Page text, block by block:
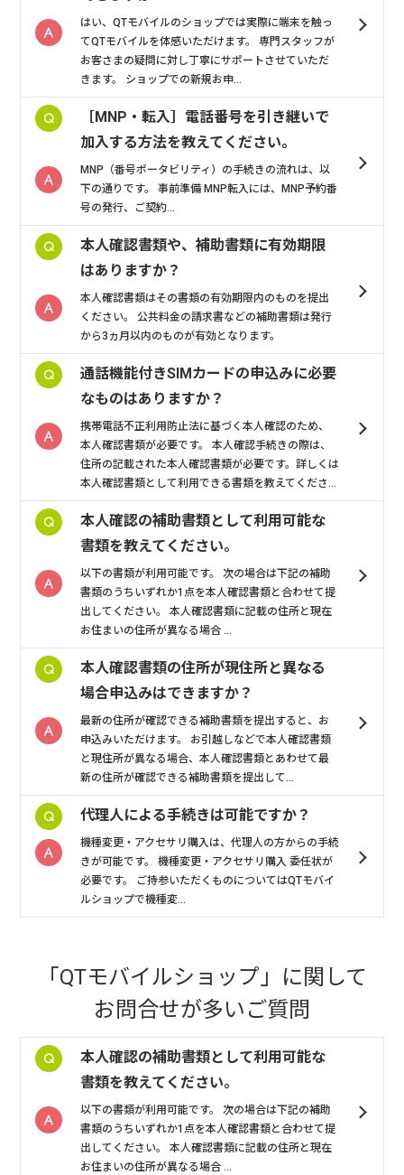
はい、QTモバイルのショップでは実際に端末を触っ
てQTモバイルを体感いただけます。 専門スタッフが
お客さまの疑問に対し丁寧にサポートさせていただ
きます。 ショップでの新規お申...
［MNP・転入］電話番号を引き継いで
加入する方法を教えてください。
MNP（番号ポータビリティ）の手続きの流れは、以
下の通りです。 事前準備 MNP転入には、MNP予約番
号の発行、ご契約...
本人確認書類や、補助書類に有効期限
はありますか？
本人確認書類はその書類の有効期限内のものを提出
ください。 公共料金の請求書などの補助書類は発行
から3ヵ月以内のものが有効となります。
通話機能付きSIMカードの申込みに必要
なものはありますか？
携帯電話不正利用防止法に基づく本人確認のため、
本人確認書類が必要です。 本人確認手続きの際は、
住所の記載された本人確認書類が必要です。詳しくは
本人確認書類として利用できる書類を教えてくださ...
本人確認の補助書類として利用可能な
書類を教えてください。
以下の書類が利用可能です。 次の場合は下記の補助
書類のうちいずれか1点を本人確認書類と合わせて提
出してください。 本人確認書類に記載の住所と現在
お住まいの住所が異なる場合 ...
本人確認書類の住所が現住所と異なる
場合申込みはできますか？
最新の住所が確認できる補助書類を提出すると、お
申込みいただけます。 お引越しなどで本人確認書類
と現住所が異なる場合、本人確認書類とあわせて最
新の住所が確認できる補助書類を提出して...
代理人による手続きは可能ですか？
機種変更・アクセサリ購入は、代理人の方からの手続
きが可能です。 機種変更・アクセサリ購入 委任状が
必要です。 ご持参いただくものについてはQTモバイ
ルショップで機種変...
「QTモバイルショップ」
に関して
お問合せが多いご質問
本人確認の補助書類として利用可能な
書類を教えてください。
以下の書類が利用可能です。 次の場合は下記の補助
書類のうちいずれか1点を本人確認書類と合わせて提
出してください。 本人確認書類に記載の住所と現在
お住まいの住所が異なる場合 ...